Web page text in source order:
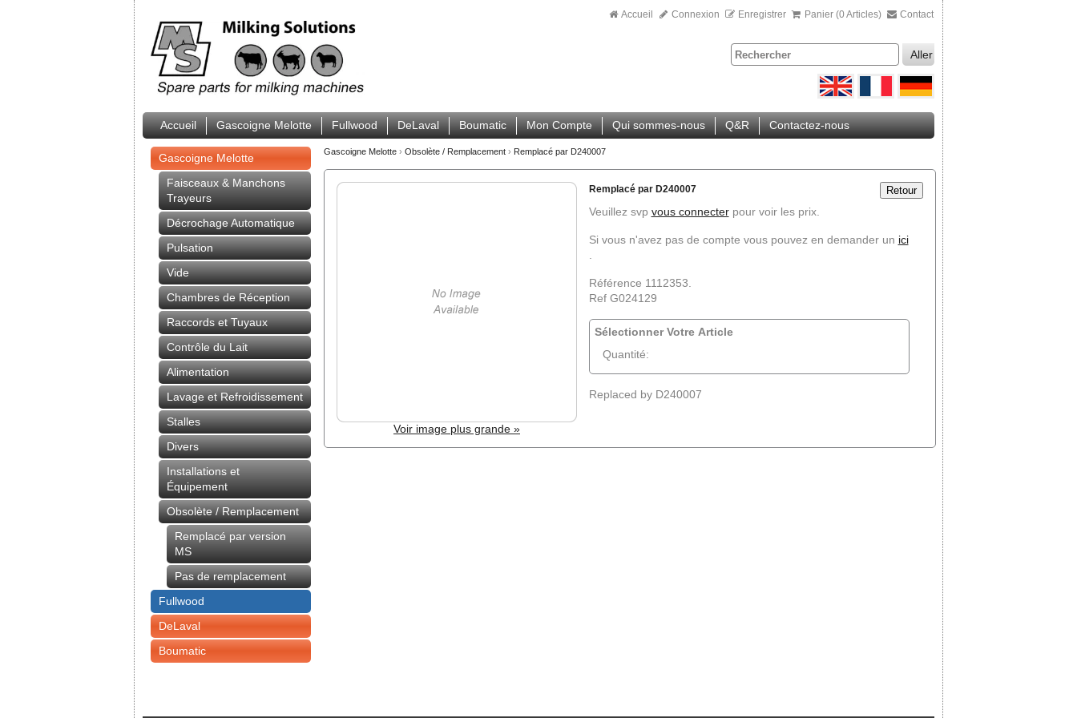
Accueil Connexion Enregistrer Panier (0 Articles) Contact
Aller
Accueil Gascoigne Melotte Fullwood DeLaval Boumatic Mon Compte Qui sommes-nous Q&R Contactez-nous
Gascoigne Melotte
Faisceaux & Manchons
Trayeurs
Décrochage Automatique
Pulsation
Vide
Chambres de Réception
Raccords et Tuyaux
Contrôle du Lait
Alimentation
Lavage et Refroidissement
Stalles
Divers
Installations et
Équipement
Obsolète / Remplacement
Remplacé par version
MS
Pas de remplacement
Fullwood
DeLaval
Boumatic
Gascoigne Melotte › Obsolète / Remplacement › Remplacé par D240007
Voir image plus grande »
Retour
Remplacé par D240007
Veuillez svp vous connecterpour voir les prix.
Si vous n'avez pas de compte vous pouvez en demander un ici
Référence 1112353.
Ref G024129
Sélectionner Votre Article
Quantité:
Replaced by D240007